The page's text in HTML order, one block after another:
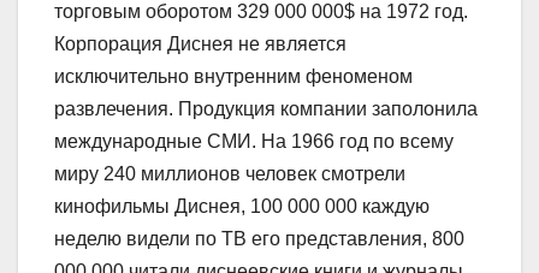
торговым оборотом 329 000 000$ на 1972 год.
Корпорация Диснея не является
исключительно внутренним феноменом
развлечения. Продукция компании заполонила
международные СМИ. На 1966 год по всему
миру 240 миллионов человек смотрели
кинофильмы Диснея, 100 000 000 каждую
неделю видели по ТВ его представления, 800